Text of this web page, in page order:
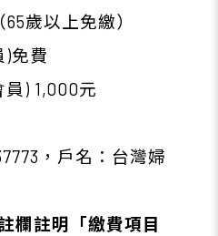
歲以上免繳）
)免費
) 1,000元
，戶名：台灣婦
欄註明「繳費項目